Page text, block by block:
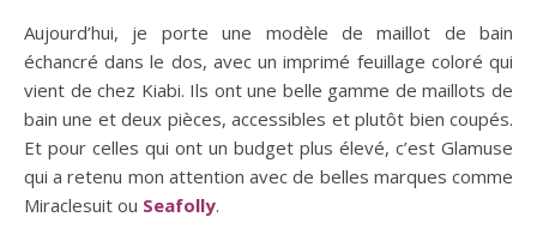
Aujourd’hui, je porte une modèle de maillot de bain
échancré dans le dos, avec un imprimé feuillage coloré qui
vient de chez Kiabi. Ils ont une belle gamme de maillots de
bain une et deux pièces, accessibles et plutôt bien coupés.
Et pour celles qui ont un budget plus élevé, c’est Glamuse
qui a retenu mon attention avec de belles marques comme
Miraclesuit ou Seafolly.